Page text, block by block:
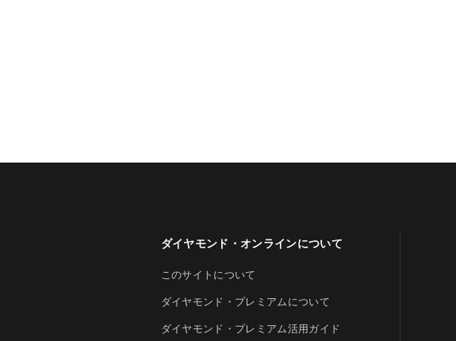
ダイヤモンド・オンラインについて
このサイトについて
ダイヤモンド・プレミアムについて
ダイヤモンド・プレミアム活用ガイド